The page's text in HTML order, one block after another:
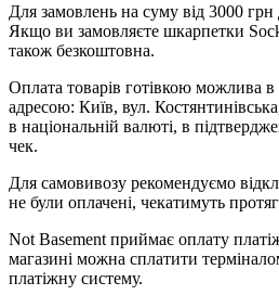
Для замовлень на суму від 3000 грн
Якщо ви замовляєте шкарпетки
також безкоштовна.
Оплата товарів готівкою можлива в
адресою: Київ, вул.
в національній валюті, в
чек.
Для самовивозу рекомендуємо
не були оплачені, чекатимуть
Not Basement приймає оплату
магазині можна сплатити
платіжну систему.